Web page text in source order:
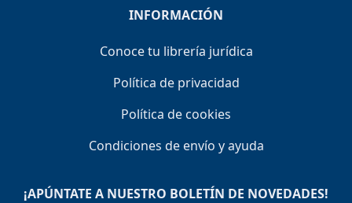
INFORMACIÓN
Conoce tu librería jurídica
Política de privacidad
Política de cookies
Condiciones de envío y ayuda
¡APÚNTATE A NUESTRO BOLETÍN DE NOVEDADES!